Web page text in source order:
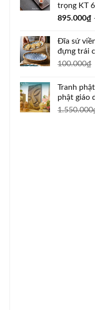
trọng KT
895.000₫
Đĩa sứ
đựng trái
100.000₫
Tranh
phật giáo
1.550.000